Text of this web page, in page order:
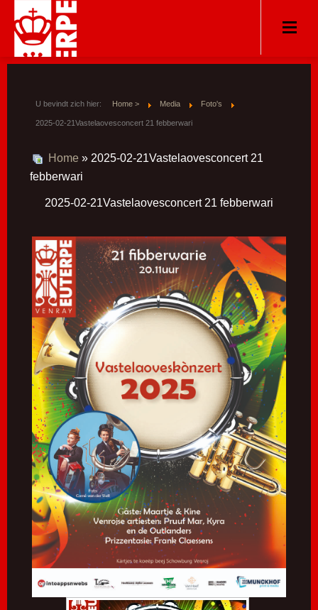
U bevindt zich hier: Home > Media Foto's
2025-02-21Vastelaovesconcert 21 febberwari
Home » 2025-02-21Vastelaovesconcert 21
febberwari
2025-02-21Vastelaovesconcert 21 febberwari